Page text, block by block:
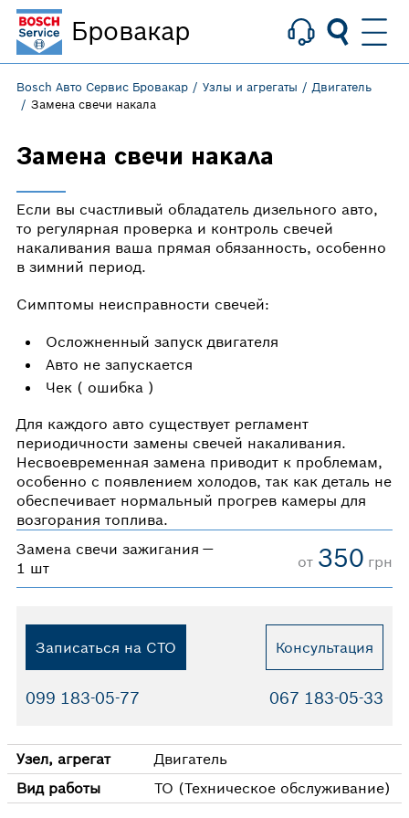
Bosch Авто Сервис Бровакар Узлы и агрегаты
Двигатель
Замена свечи накала
Замена свечи накала
Если вы счастливый обладатель дизельного авто,
то регулярная проверка и контроль свечей
накаливания ваша прямая обязанность, особенно
в зимний период.
Симптомы неисправности свечей:
Осложненный запуск двигателя
Авто не запускается
Чек ( ошибка )
Для каждого авто существует регламент
периодичности замены свечей накаливания.
Несвоевременная замена приводит к проблемам,
особенно с появлением холодов, так как деталь не
обеспечивает нормальный прогрев камеры для
возгорания топлива.
Замена свечи зажигания —
1 шт
от 350 грн
Записаться на СТО Консультация
099 183-05-77 067 183-05-33
Узел, агрегат
Двигатель
Вид работы
ТО (Техническое обслуживание)
Бровакар